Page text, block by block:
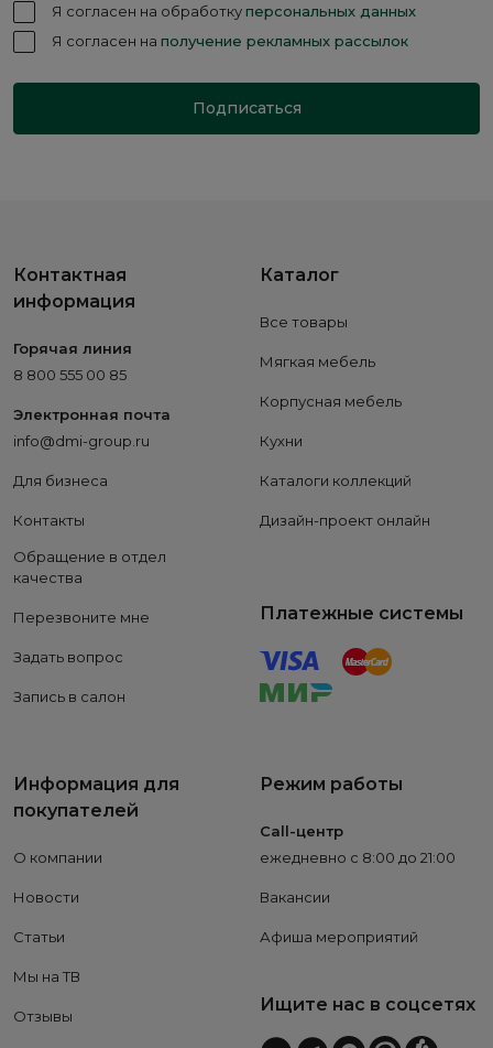
Я согласен на обработкуперсональных данных
Я согласен на получение рекламных рассылок
Подписаться
Контактная
информация
Горячая линия
8 800 555 00 85
Электронная почта
info@dmi-group.ru
Для бизнеса
Контакты
Обращение в отдел
качества
Перезвоните мне
Задать вопрос
Запись в салон
Каталог
Все товары
Мягкая мебель
Корпусная мебель
Кухни
Каталоги коллекций
Дизайн-проект онлайн
Платежные системы
Информация для
покупателей
О компании
Новости
Статьи
Мы на ТВ
Отзывы
Режим работы
Call-центр
ежедневно с 8:00 до 21:00
Вакансии
Афиша мероприятий
Ищите нас в соцсетях